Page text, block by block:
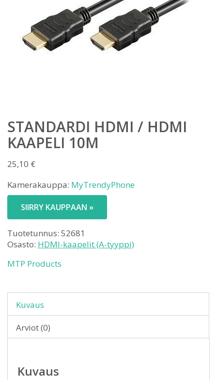
STANDARDI HDMI / HDMI
KAAPELI 10M
25,10 €
Kamerakauppa: MyTrendyPhone
SIIRRY KAUPPAAN »
Tuotetunnus: 52681
Osasto: HDMI-kaapelit (A-tyyppi)
MTP Products
Kuvaus
Arviot (0)
Kuvaus